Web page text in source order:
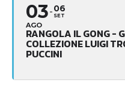
03
AGO
06
SET
RANGOLA IL GONG -
COLLEZIONE LUIGI
PUCCINI